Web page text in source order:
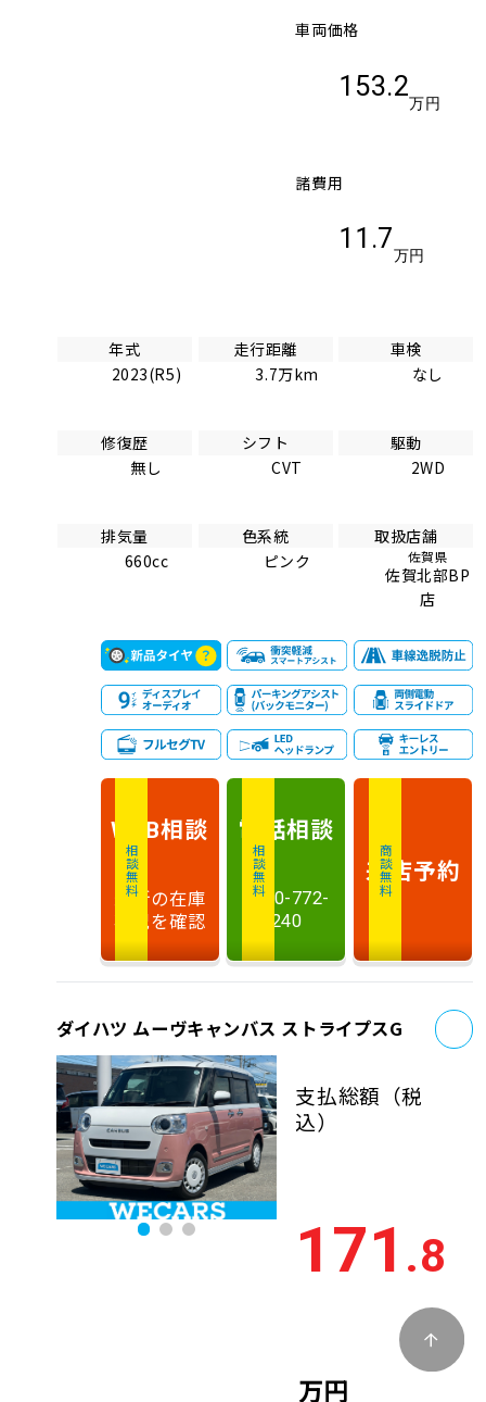
車両価格
153.2
万円
諸費用
11.7
万円
年式
2023(R5)
走行距離
3.7万km
車検
なし
修復歴
無し
シフト
CVT
駆動
2WD
排気量
660cc
色系統
ピンク
取扱店舗
佐賀県
佐賀北部BP
店
相談無料
WEB相談
最新の在庫
状況を確認
相談無料
電話相談
0120-772-
240
商談無料
来店予約
ダイハツ ムーヴキャンバス ストライプスG
支払総額 （税
込）
171 .8
万円